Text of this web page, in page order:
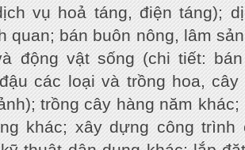
vụ hoả táng, điện táng);
quan; bán buôn nông, lâm
động vật sống (chi tiết:
các loại và trồng hoa,
trồng cây hàng năm
khác; xây dựng công